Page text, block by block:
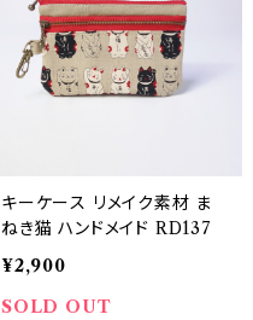
キーケース リメイク素材 ま
ねき猫 ハンドメイド RD137
¥2,900
SOLD OUT